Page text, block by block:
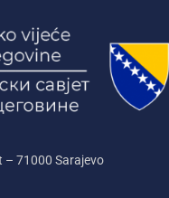
– 71000‌ Sarajevo